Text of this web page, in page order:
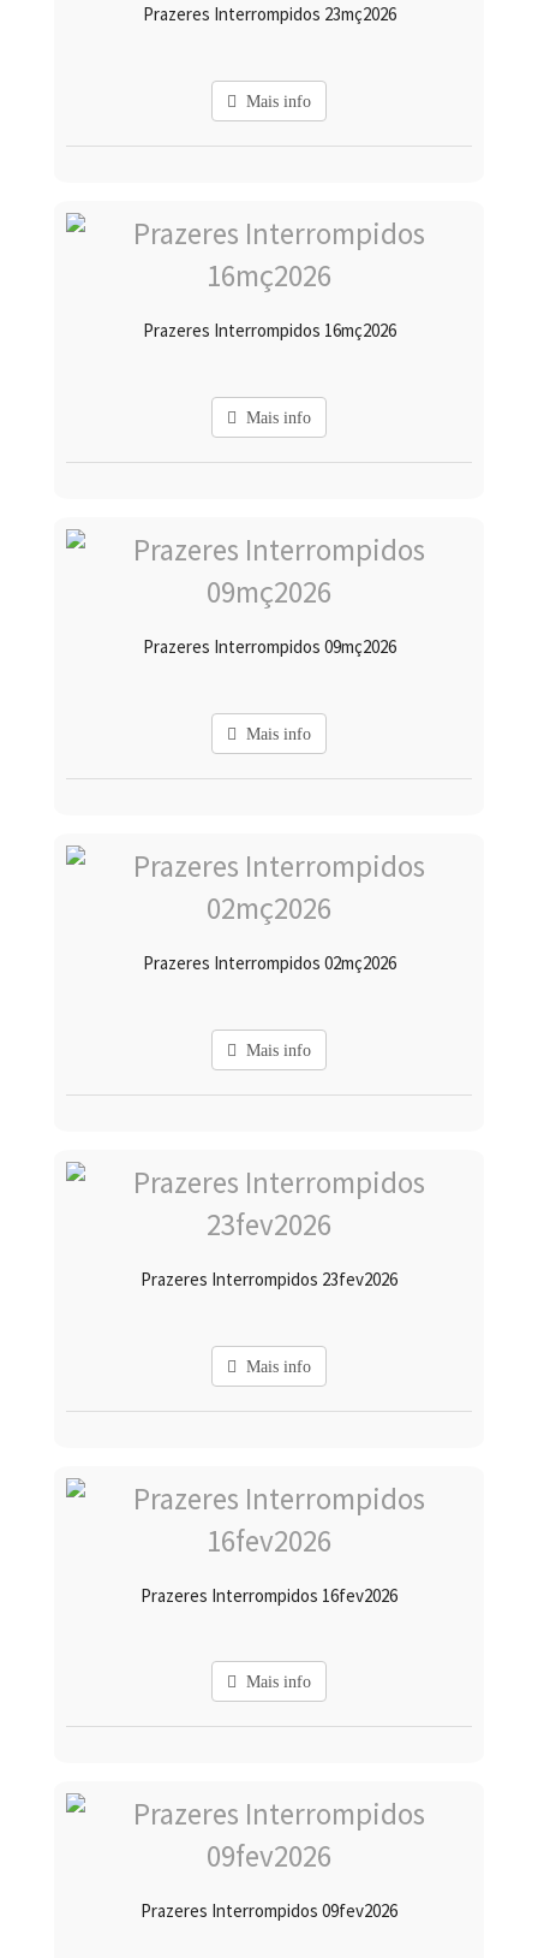
Prazeres Interrompidos 23mç2026
Mais info
Prazeres Interrompidos 16mç2026
Mais info
Prazeres Interrompidos 09mç2026
Mais info
Prazeres Interrompidos 02mç2026
Mais info
Prazeres Interrompidos 23fev2026
Mais info
Prazeres Interrompidos 16fev2026
Mais info
Prazeres Interrompidos 09fev2026